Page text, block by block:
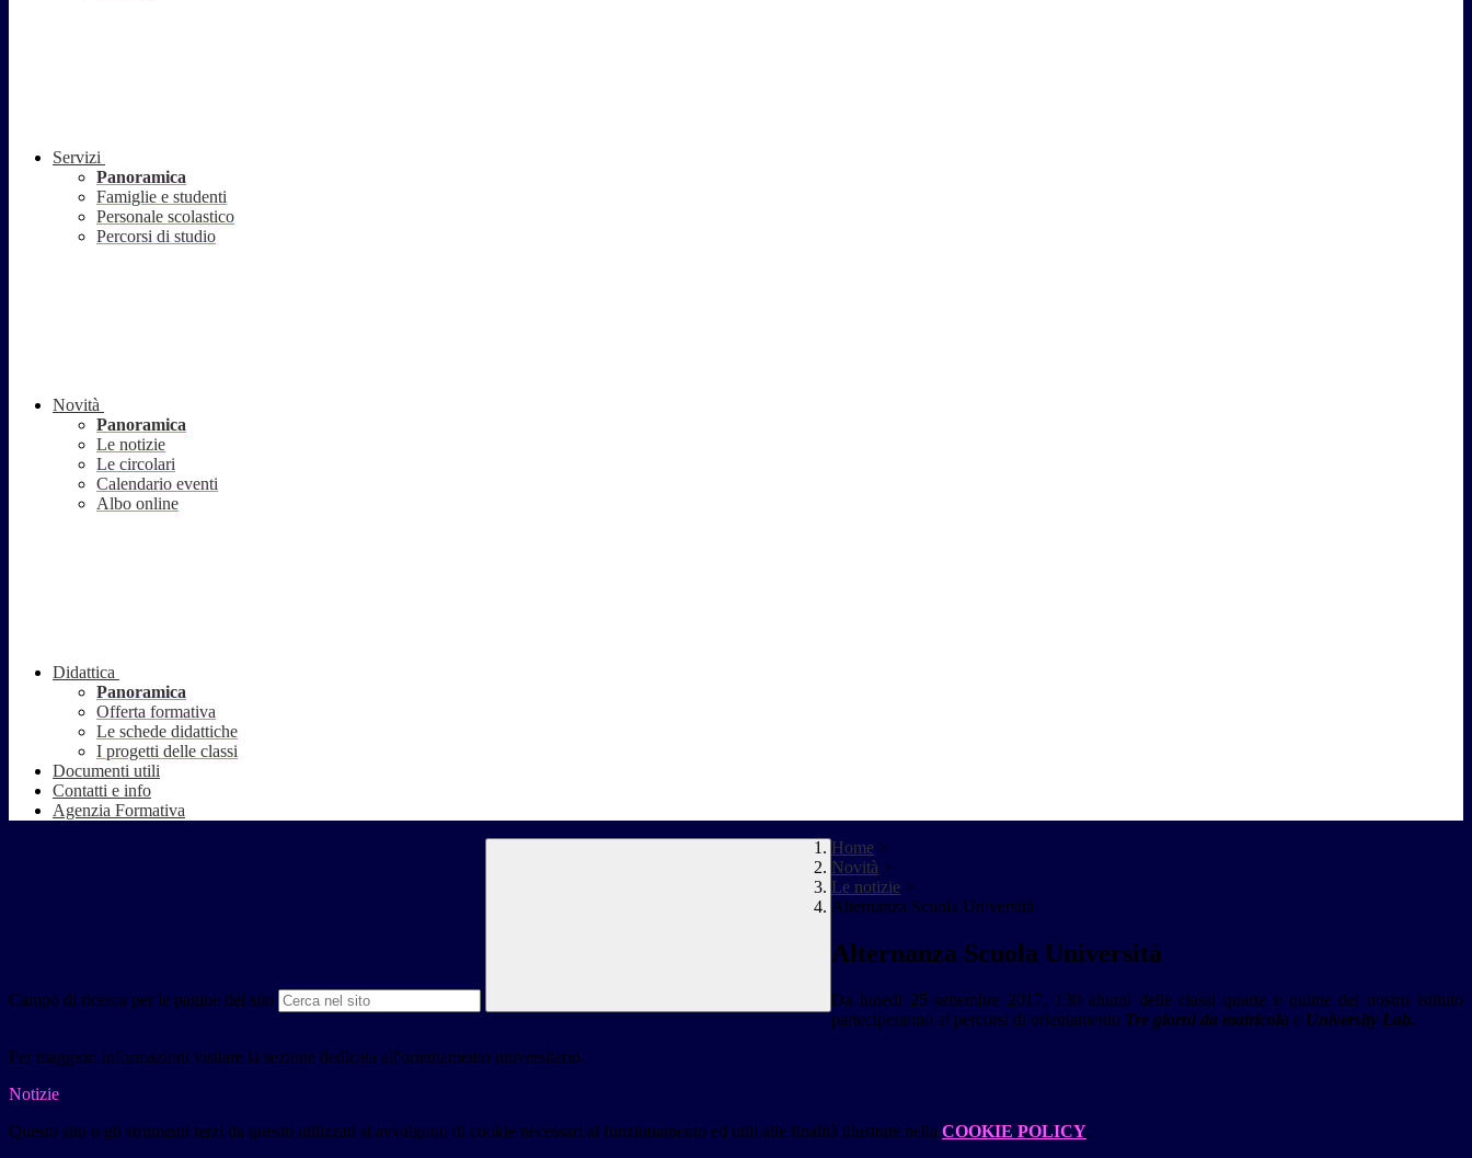
Servizi
Panoramica
Famiglie e studenti
Personale scolastico
Percorsi di studio
Novità
Panoramica
Le notizie
Le circolari
Calendario eventi
Albo online
Didattica
Panoramica
Offerta formativa
Le schede didattiche
I progetti delle classi
Documenti utili
Contatti e info
Agenzia Formativa
Campo di ricerca per le pagine del sito
Home >
Novità >
Le notizie >
Alternanza Scuola Università
Alternanza Scuola Università
Da lunedi 25 settembre 2017, 130 alunni delle classi quarte e quinte del nostro istituto
parteciperanno ai percorsi di orientamento Tre giorni da matricola e University Lab.
Per maggiori informazioni visitare la sezione dedicata all'orientamento universitario.
Notizie
Questo sito o gli strumenti terzi da questo utilizzati si avvalgono di cookie necessari al funzionamento ed utili alle finalità illustrate nella COOKIE POLICY.